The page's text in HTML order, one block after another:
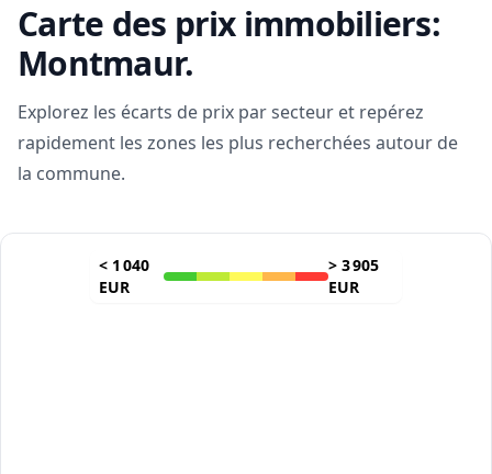
Carte des prix immobiliers:
Montmaur.
Explorez les écarts de prix par secteur et repérez
rapidement les zones les plus recherchées autour de
la commune.
< 1 040
EUR
> 3 905
EUR